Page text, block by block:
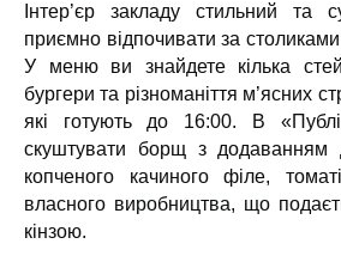
Інтер’єр закладу стильний та
приємно відпочивати за столиками
У меню ви знайдете кілька
бургери та різноманіття м’ясних
які готують до 16:00. В
скуштувати борщ з додаванням
копченого качиного філе,
власного виробництва, що
кінзою.